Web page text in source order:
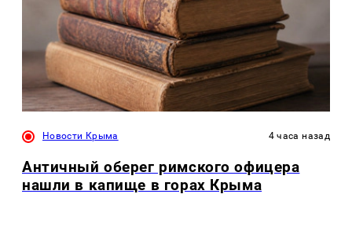
Новости Крыма 4 часа назад
Античный оберег римского офицера
нашли в капище в горах Крыма